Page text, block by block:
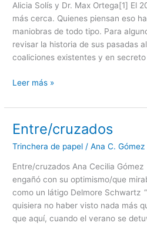
Alicia Solís y Dr. Max Ortega[1] El
más cerca. Quienes piensan eso
maniobras de todo tipo. Para
revisar la historia de sus pasadas
coaliciones existentes y en
Leer más »
Entre/cruzados
Trinchera de papel /Ana C. Gómez
Entre/cruzados Ana Cecilia
engañó con su optimismo/que
como un látigo Delmore Schwartz
quisiera no haber visto nada más
que aquí, cuando el verano se
Entre/cruzados